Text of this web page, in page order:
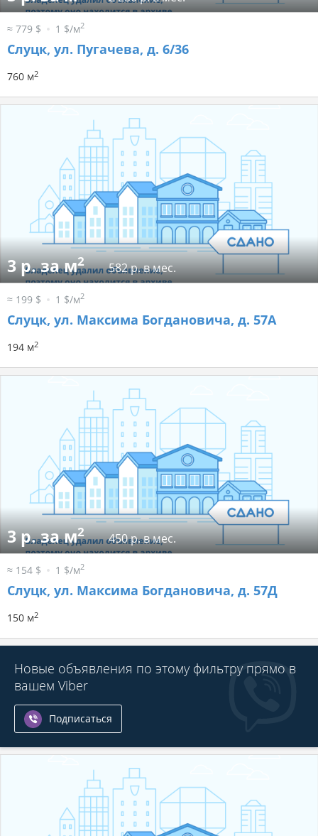
≈ 779 $ 1 $/м2
Слуцк, ул. Пугачева, д. 6/36
760 м2
3 р. за м2 582 р. в мес.
≈ 199 $ 1 $/м2
Слуцк, ул. Максима Богдановича, д. 57А
194 м2
3 р. за м2 450 р. в мес.
≈ 154 $ 1 $/м2
Слуцк, ул. Максима Богдановича, д. 57Д
150 м2
Новые объявления по этому фильтру прямо в
вашем Viber
Подписаться